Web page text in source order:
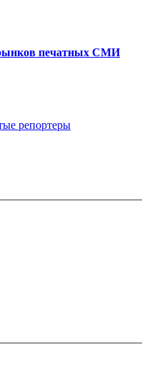
печатных СМИ
репортеры